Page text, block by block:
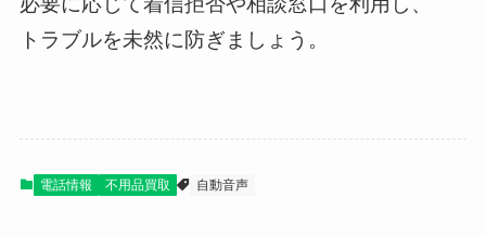
トラブルを未然に防ぎましょう。
電話情報 不用品買取 自動音声